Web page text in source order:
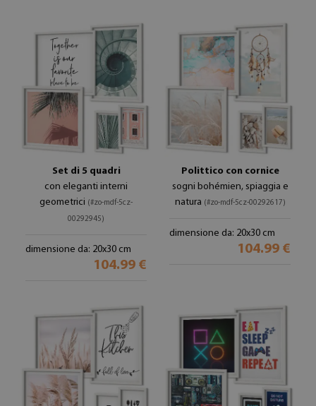
Set di 5 quadri
con eleganti interni
geometrici (#zo-mdf-5cz-
00292945)
dimensione da: 20x30 cm
104.99 €
Polittico con cornice
sogni bohémien, spiaggia e
natura (#zo-mdf-5cz-00292617)
dimensione da: 20x30 cm
104.99 €